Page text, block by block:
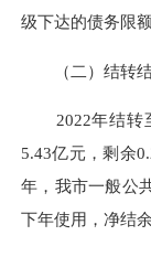
级下达的债务限额
（二）结转结
2022年结转至
5.43亿元，剩余
年，我市一般公
下年使用，净结余